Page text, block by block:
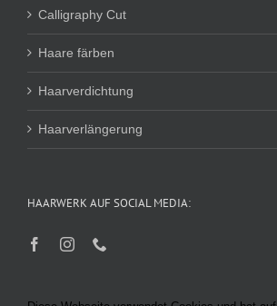
Calligraphy Cut
Haare färben
Haarverdichtung
Haarverlängerung
HAARWERK AUF SOCIAL MEDIA: